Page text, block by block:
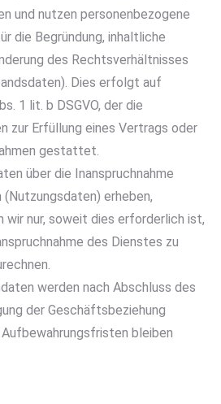
und nutzen personenbezogene
die Begründung, inhaltliche
des Rechtsverhältnisses
Dies erfolgt auf
1 lit. b DSGVO, der die
zur Erfüllung eines Vertrags oder
gestattet.
über die Inanspruchnahme
erheben,
wir nur, soweit dies erforderlich ist,
des Dienstes zu
werden nach Abschluss des
der Geschäftsbeziehung
bleiben